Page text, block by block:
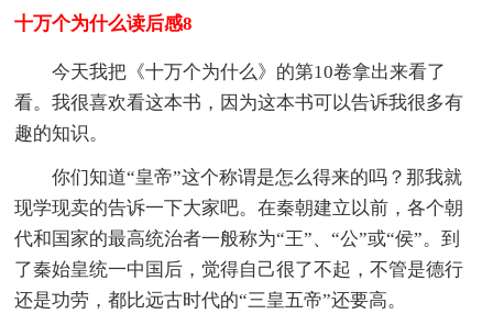
十万个为什么读后感8
今天我把《十万个为什么》的第10卷拿出来看了
看。我很喜欢看这本书，因为这本书可以告诉我很多有
趣的知识。
你们知道“皇帝”这个称谓是怎么得来的吗？那我就
现学现卖的告诉一下大家吧。在秦朝建立以前，各个朝
代和国家的最高统治者一般称为“王”、“公”或“侯”。到
了秦始皇统一中国后，觉得自己很了不起，不管是德行
还是功劳，都比远古时代的“三皇五帝”还要高。